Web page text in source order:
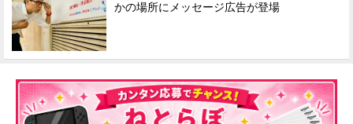
かの場所にメッセージ広告が登場